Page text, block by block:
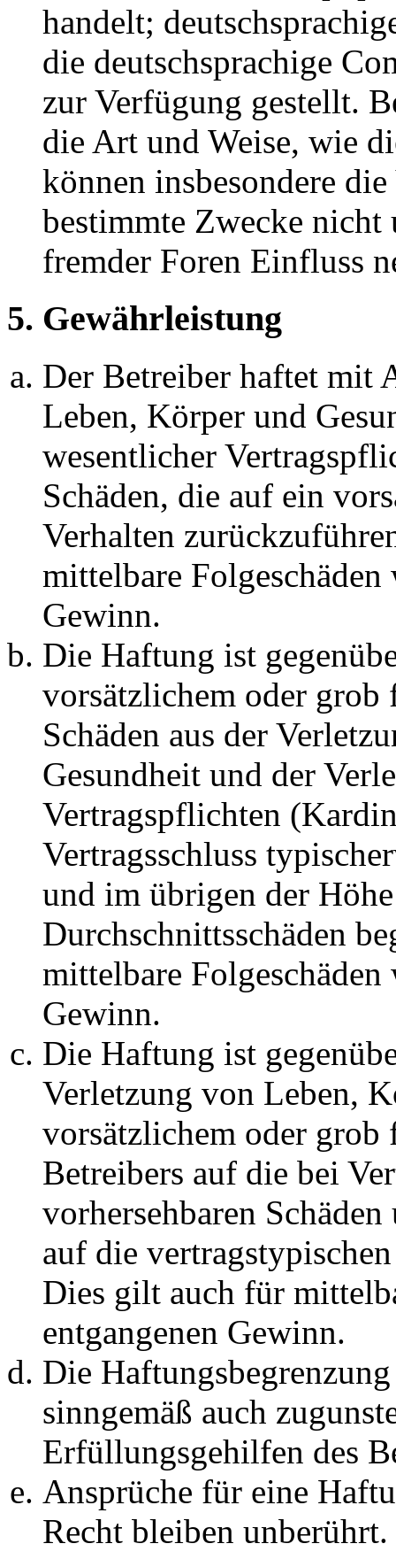
handelt;
die deutschsprachige
zur Verfügung gestellt.
die Art und Weise, wie
können insbesondere
bestimmte Zwecke nicht
fremder Foren Einfluss
5. Gewährleistung
Der Betreiber haftet mit
Leben, Körper und
wesentlicher
Schäden, die auf ein
Verhalten
mittelbare Folgeschäden
Gewinn.
Die Haftung ist
vorsätzlichem oder grob
Schäden aus der
Gesundheit und der
Vertragspflichten
Vertragsschluss
und im übrigen der
Durchschnittsschäden
mittelbare Folgeschäden
Gewinn.
Die Haftung ist
Verletzung von Leben,
vorsätzlichem oder grob
Betreibers auf die bei
vorhersehbaren
auf die
Dies gilt auch für
entgangenen Gewinn.
Die
sinngemäß auch
Erfüllungsgehilfen des
Ansprüche für eine
Recht bleiben unberührt.